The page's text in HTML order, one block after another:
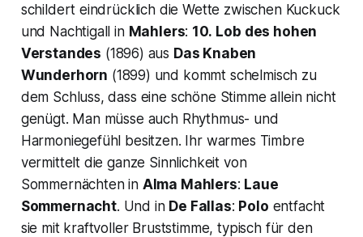
schildert eindrücklich die Wette zwischen Kuckuck
und Nachtigall in Mahlers: 10. Lob des hohen
Verstandes (1896) aus Das Knaben
Wunderhorn (1899) und kommt schelmisch zu
dem Schluss, dass eine schöne Stimme allein nicht
genügt. Man müsse auch Rhythmus- und
Harmoniegefühl besitzen. Ihr warmes Timbre
vermittelt die ganze Sinnlichkeit von
Sommernächten in Alma Mahlers: Laue
Sommernacht. Und in De Fallas: Polo entfacht
sie mit kraftvoller Bruststimme, typisch für den